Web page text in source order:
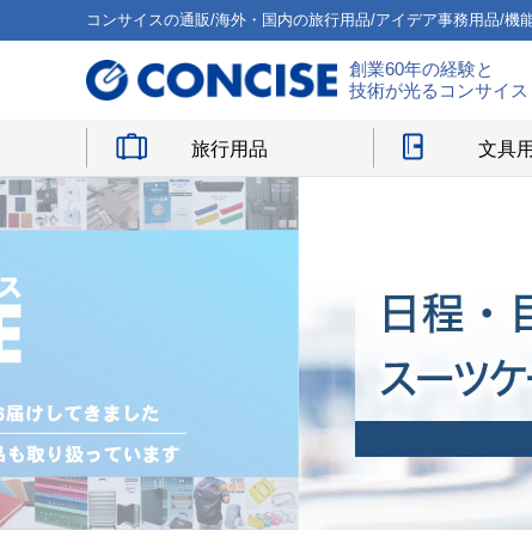
コンサイスの通販/海外・国内の旅行用品/アイデア事務用品/機
創業60年の経験と
技術が光るコンサイス
旅行用品 文具